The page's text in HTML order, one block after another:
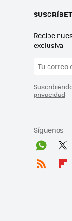
Recibe
exclusiva
privacidad
Síguenos
Wh
Twit